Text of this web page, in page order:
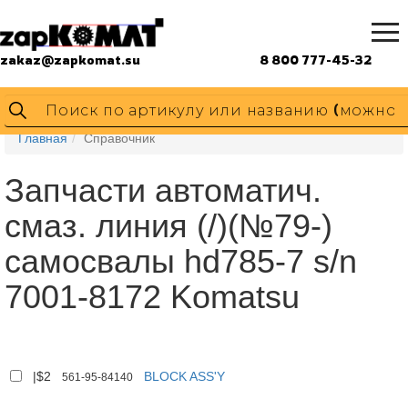
zakaz@zapkomat.su 8 800 777-45-32
Главная Справочник
Запчасти автоматич.
смаз. линия (/)(№79-)
самосвалы hd785-7 s/n
7001-8172 Komatsu
|$2 561-95-84140 BLOCK ASS'Y